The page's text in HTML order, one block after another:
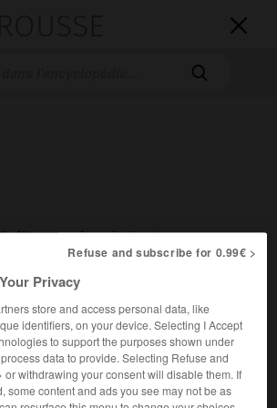


[litterature]>Luis de Góngora y Argote
deGóngora y Argote
de l'ouvrage Larousse « Dictionnaire
».
1561 – id. 1627).
Refuse and subscribe for 0.99€ >
Privacy
store and access personal data, like
identifiers, on your device. Selecting I Accept
to support the purposes shown under
data to provide. Selecting Refuse and
or withdrawing your consent will disable them. If
some content and ads you see may not be as